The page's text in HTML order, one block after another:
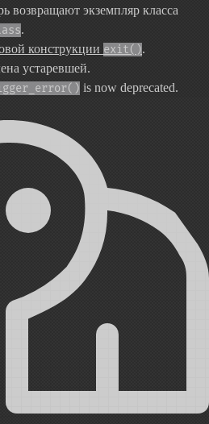
возвращают экземпляр класса
.
конструкции exit().
устаревшей.
is now deprecated.